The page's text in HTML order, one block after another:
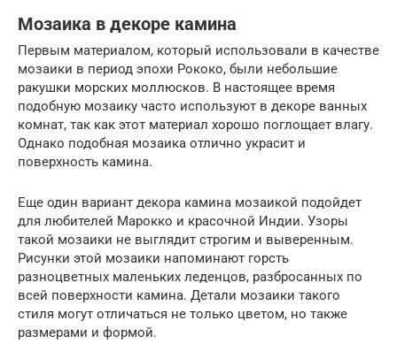
Мозаика в декоре камина
Первым материалом, который использовали в качестве
мозаики в период эпохи Рококо, были небольшие
ракушки морских моллюсков. В настоящее время
подобную мозаику часто используют в декоре ванных
комнат, так как этот материал хорошо поглощает влагу.
Однако подобная мозаика отлично украсит и
поверхность камина.
Еще один вариант декора камина мозаикой подойдет
для любителей Марокко и красочной Индии. Узоры
такой мозаики не выглядит строгим и выверенным.
Рисунки этой мозаики напоминают горсть
разноцветных маленьких леденцов, разбросанных по
всей поверхности камина. Детали мозаики такого
стиля могут отличаться не только цветом, но также
размерами и формой.